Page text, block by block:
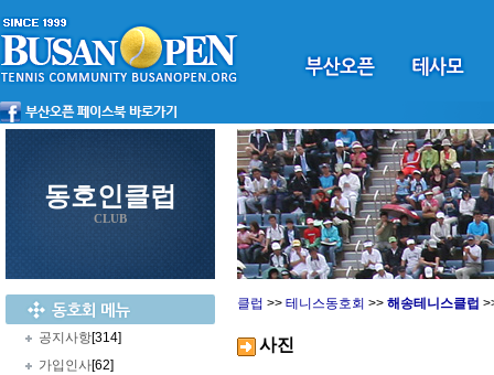
동호인클럽
CLUB
공지사항[314]
가입인사[62]
클럽 >> 테니스동호회 >> 해송테니스클럽
사진